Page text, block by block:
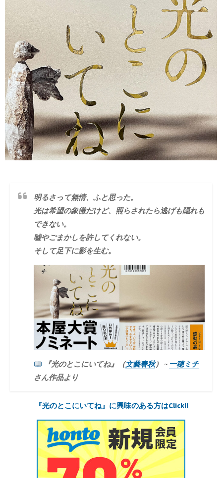
ー
明るさって無情、ふと思った。
光は希望の象徴だけど、照らされたら逃げも隠れも
できない。
嘘やごまかしを許してくれない。
そして足下に影を生む。
『光のとこにいてね』（文藝春秋） ~ 一穂ミチ
さん作品より
『光のとこにいてね』に興味のある方はClick!!